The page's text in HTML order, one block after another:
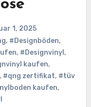
1, 2025
, #Designböden,
, #Designvinyl ,
kaufen,
, #qng zertifikat, #tüv
kaufen,